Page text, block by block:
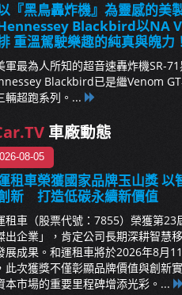
以『黑鳥轟炸機』為靈感的美
Blackbird以NA
重溫駕駛樂趣的純真與魄力
軍最為人所知的超音速轟炸機SR-
Blackbird已是繼Venom
輛超跑系列。...
車廠動態
08-05
租車榮獲國家品牌玉山獎 以
新 打造低碳永續新價值
租車（股票代號：7855）榮獲第23
出企業」，肯定公司長期深耕智慧
展成果。和運租車將於2026年8月
此次獲獎不僅彰顯品牌價值與創新
本市場的重要里程碑增添光彩。...